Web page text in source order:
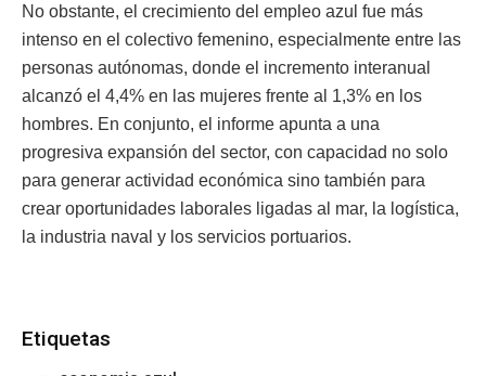
No obstante, el crecimiento del empleo azul fue más
intenso en el colectivo femenino, especialmente entre las
personas autónomas, donde el incremento interanual
alcanzó el 4,4% en las mujeres frente al 1,3% en los
hombres. En conjunto, el informe apunta a una
progresiva expansión del sector, con capacidad no solo
para generar actividad económica sino también para
crear oportunidades laborales ligadas al mar, la logística,
la industria naval y los servicios portuarios.
Etiquetas